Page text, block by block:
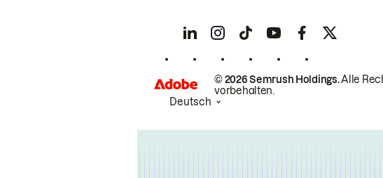
© 2026 Semrush Holdings.Alle
vorbehalten.
Deutsch